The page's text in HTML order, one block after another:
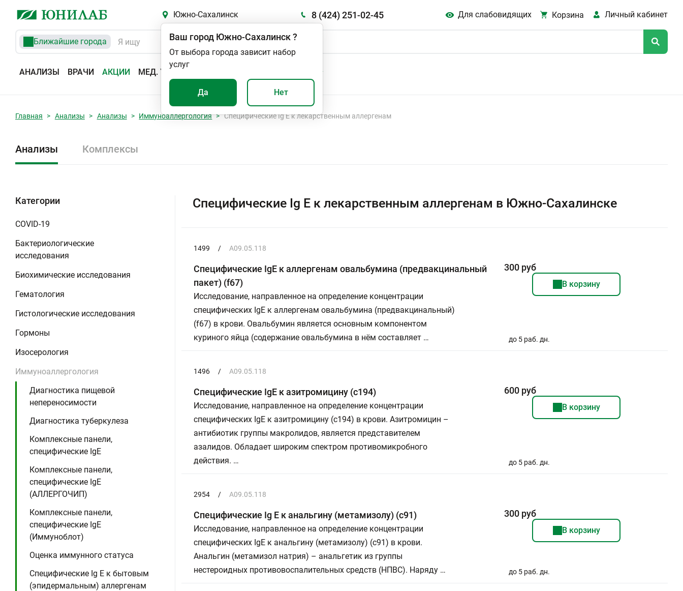
Южно-Сахалинск 8 (424) 251-02-45 Для слабовидящих Корзина Личный кабинет
Ближайшие города
АНАЛИЗЫ ВРАЧИ АКЦИИ МЕД. УСЛУГИ
Ваш город Южно-Сахалинск?
От выбора города зависит набор
услуг
Да Нет
Главная Анализы Анализы Иммуноаллергология Специфические Ig E к лекарственным аллергенам
Анализы Комплексы
Категории
COVID-19
Бактериологические
исследования
Биохимические исследования
Гематология
Гистологические исследования
Гормоны
Изосерология
Иммуноаллергология
Диагностика пищевой
непереносимости
Диагностика туберкулеза
Комплексные панели,
специфические IgE
Комплексные панели,
специфические IgE
(АЛЛЕРГОЧИП)
Комплексные панели,
специфические IgE
(Иммуноблот)
Оценка иммунного статуса
Специфические Ig E к бытовым
(эпидермальным) аллергенам
Специфические Ig E к лекарственным аллергенам в Южно-Сахалинске
1499 / A09.05.118
Специфические IgE к аллергенам овальбумина (предвакцинальный
пакет) (f67)
Исследование, направленное на определение концентрации
специфических IgE к аллергенам овальбумина (предвакцинальный)
(f67) в крови. Овальбумин является основным компонентом
куриного яйца (содержание овальбумина в нём составляет …
300 руб
В корзину
до 5 раб. дн.
1496 / A09.05.118
Специфические IgE к азитромицину (c194)
Исследование, направленное на определение концентрации
специфических IgE к азитромицину (с194) в крови. Азитромицин –
антибиотик группы макролидов, является представителем
азалидов. Обладает широким спектром противомикробного
действия. …
600 руб
В корзину
до 5 раб. дн.
2954 / A09.05.118
Специфические Ig E к анальгину (метамизолу) (с91)
Исследование, направленное на определение концентрации
специфических IgE к анальгину (метамизолу) (с91) в крови.
Анальгин (метамизол натрия) – анальгетик из группы
нестероидных противовоспалительных средств (НПВС). Наряду …
300 руб
В корзину
до 5 раб. дн.